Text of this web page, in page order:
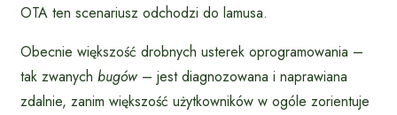
OTA ten scenariusz odchodzi do lamusa.
Obecnie większość drobnych usterek oprogramowania –
tak zwanych bugów– jest diagnozowana i naprawiana
zdalnie, zanim większość użytkowników w ogóle zorientuje